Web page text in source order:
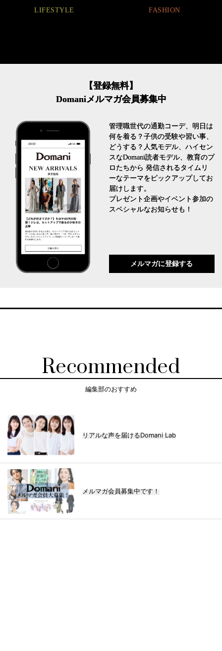
LIFESTYLE FASHION
【登録無料】
Domaniメルマガ会員募集中
管理職世代の通勤コーデ、明日は
何を着る？子供の受験や習い事、
どうする？人気モデル、ハイセン
スなDomani読者モデル、教育のプ
ロたちから 発信されるタイムリ
ーなテーマをピックアップしてお
届けします。
プレゼント企画やイベント参加の
スペシャルなお知らせも！
メルマガに登録する
Recommended
編集部のおすすめ
リアルな声を届けるDomani Lab
メルマガ会員募集中です！